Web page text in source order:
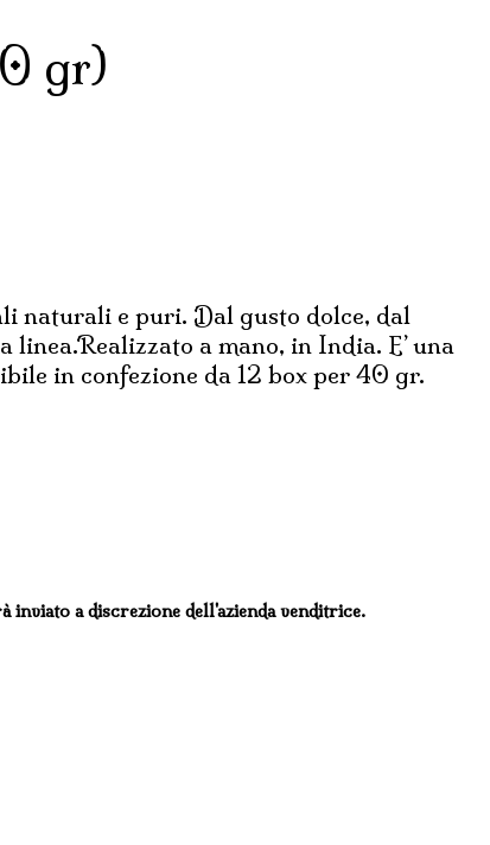
gr)
naturali e puri. Dal gusto dolce, dal
a mano, in India. E’ una
in confezione da 12 box per 40 gr.
a discrezione dell'azienda venditrice.